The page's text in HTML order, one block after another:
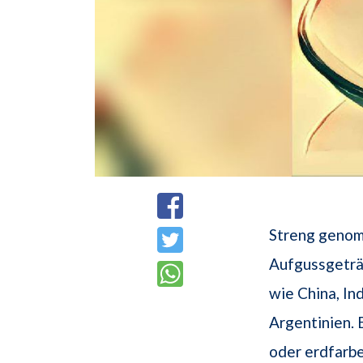
Streng
wie China,
Argentinien.
oder